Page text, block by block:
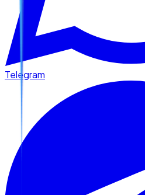
Telegram